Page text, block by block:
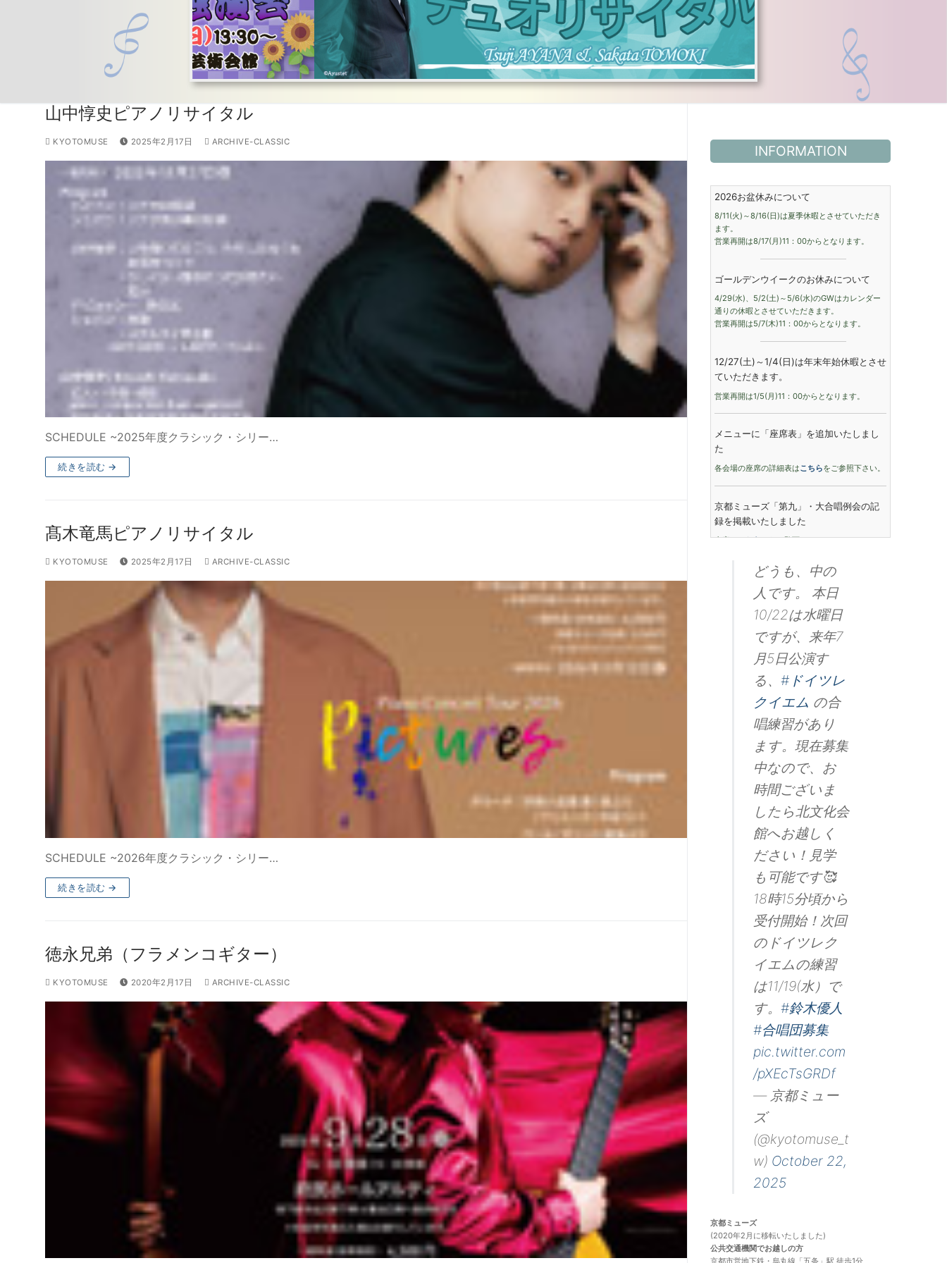
山中惇史ピアノリサイタル
KYOTOMUSE 2025年2月17日 ARCHIVE-CLASSIC
SCHEDULE ~2025年度クラシック・シリー…
続きを読む →
髙木竜馬ピアノリサイタル
KYOTOMUSE 2025年2月17日 ARCHIVE-CLASSIC
SCHEDULE ~2026年度クラシック・シリー…
続きを読む →
徳永兄弟（フラメンコギター）
KYOTOMUSE 2020年2月17日 ARCHIVE-CLASSIC
INFORMATION
2026お盆休みについて
8/11(火)～8/16(日)は夏季休暇とさせていただき
ます。
営業再開は8/17(月)11：00からとなります。
ゴールデンウイークのお休みについて
4/29(水)、5/2(土)～5/6(水)のGWはカレンダー
通りの休暇とさせていただきます。
営業再開は5/7(木)11：00からとなります。
12/27(土)～1/4(日)は年末年始休暇とさせ
ていただきます。
営業再開は1/5(月)11：00からとなります。
メニューに「座席表」を追加いたしまし
た
各会場の座席の詳細表はこちらをご参照下さい。
京都ミューズ「第九」・大合唱例会の記
録を掲載いたしました
内容はこちらからご覧下さい。
今年50周年を迎えました。
《written in December 2023》
カレンダーを設置しました
この欄の下側に表示されています。
休業日や公演日が記されていますのでご活用下さ
ツイッター（現Ｘ）をはじめました
この欄の下側に表示されています。
よろしくお願いいたします。
公演スケジュールについて
以下、コロナ禍による公演スケジュール「変更」
（開催予定日順。過日を含む）
・4/ 4 → 9/10 → 2021年 4/28 → 2022年 8/27
小山実稚恵ピアノリサイタル
・4/19 → 8/27桂塩鯛独演会
・5/10 → 2021年 2/28藤田真央ピアノリサイ
・6/ 6 → 2021年 2/ 3トルヴェール・クヮルテ
ットwith小柳美奈子
・6/21 → 10/18桂雀三郎独演会
・7/12 →延期調整 カルミナ・ブラーナ
・8/ 1 → 中止 若手噺家夏の陣Ⅱ
・10/3 → 中止 チェコ･フィルハーモニー弦楽四
・12/18 → 中止 垣内悠希指揮ベートーヴェン
・5/29 → 2022年 4/3に延期金子三勇士ピア
・9/20 → 中止 ドビュッシー弦楽四重奏団（ゲ
宮田大(チェロ)＆大萩康司(ギター) デュオ・
」を企画
・12/18 → 中止 角田鋼亮指揮/京都市交響楽団
ベートーヴェン「第九」
・2/26 → 出演者変更 レミ・ジュニエ → 小井
小山実稚恵インタビューページ追加
どうも、中の
人です。 本日
10/22は水曜日
ですが、来年7
月5日公演す
る、#ドイツレ
クイエム の合
唱練習があり
ます。現在募集
中なので、お
時間ございま
したら北文化会
館へお越しく
ださい！見学
も可能です🥰
18時15分頃から
受付開始！次回
のドイツレク
イエムの練習
は11/19(水）で
す。#鈴木優人
#合唱団募集
pic.twitter.com
/pXEcTsGRDf
— 京都ミュー
ズ
(@kyotomuse_t
w) October 22,
2025
京都ミューズ
(2020年2月に移転いたしました)
公共交通機関でお越しの方
京都市営地下鉄・烏丸線「五条」駅 徒歩1分